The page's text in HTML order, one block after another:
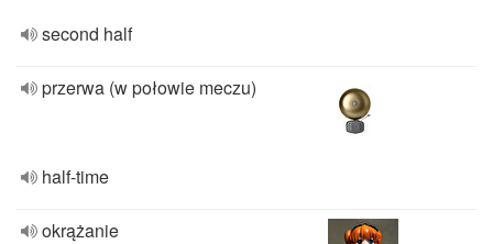
second half
przerwa (w połowie meczu)
half-time
okrążanie